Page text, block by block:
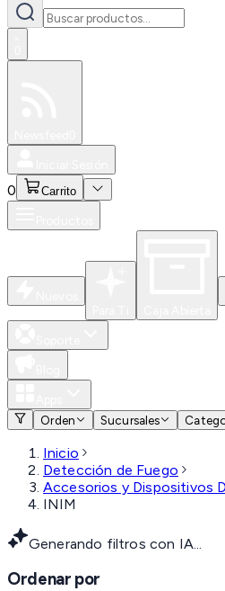
0 Carrito
Orden
Sucursales
Inicio
Detección de Fuego
Accesorios y Dispositivos
INIM
Generando filtros con IA...
Ordenar por